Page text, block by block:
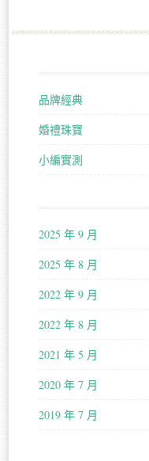
品牌經典
婚禮珠寶
小編實測
2025 年 9 月
2025 年 8 月
2022 年 9 月
2022 年 8 月
2021 年 5 月
2020 年 7 月
2019 年 7 月